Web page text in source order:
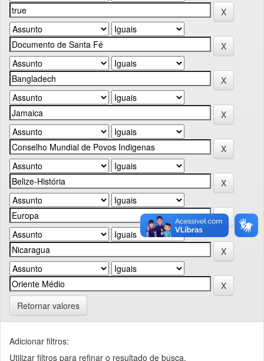
Retornar valores
Adicionar filtros:
Utilizar filtros para refinar o resultado de busca.